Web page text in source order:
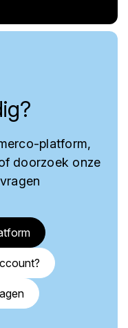
platform,
doorzoek onze